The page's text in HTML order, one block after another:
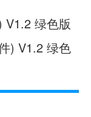
V1.2 绿色版
) V1.2 绿色